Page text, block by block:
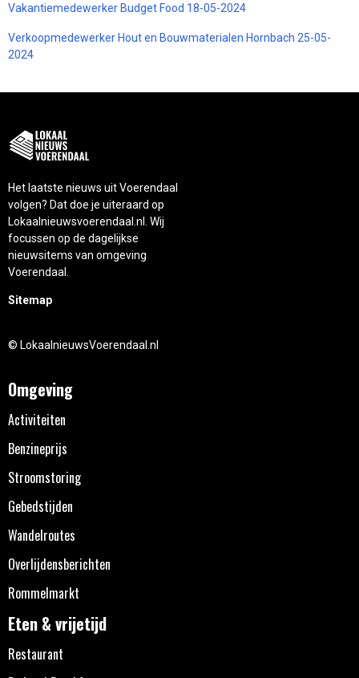
Vakantiemedewerker Budget Food 18-05-2024
Verkoopmedewerker Hout en Bouwmaterialen Hornbach 25-05-
2024
Het laatste nieuws uit Voerendaal
volgen? Dat doe je uiteraard op
Lokaalnieuwsvoerendaal.nl. Wij
focussen op de dagelijkse
nieuwsitems van omgeving
Voerendaal.
Sitemap
© LokaalnieuwsVoerendaal.nl
Omgeving
Activiteiten
Benzineprijs
Stroomstoring
Gebedstijden
Wandelroutes
Overlijdensberichten
Rommelmarkt
Eten & vrijetijd
Restaurant